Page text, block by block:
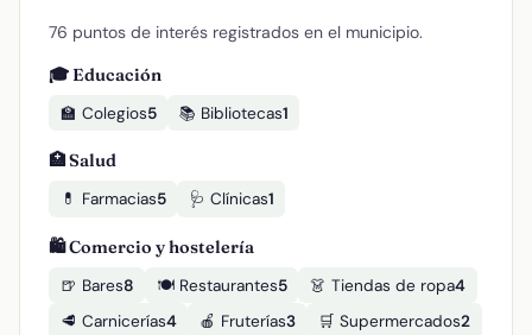
76 puntos de interés registrados en el municipio.
🎓 Educación
🏫 Colegios5 📚 Bibliotecas1
🏥 Salud
💊 Farmacias5 🩺 Clínicas1
🛍️ Comercio y hostelería
🍺 Bares8 🍽️ Restaurantes5 👗 Tiendas de ropa4
🥩 Carnicerías4 🍎 Fruterías3 🛒 Supermercados2